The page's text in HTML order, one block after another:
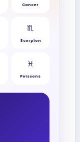
Cancer
♏︎
Scorpion
♓︎
Poissons